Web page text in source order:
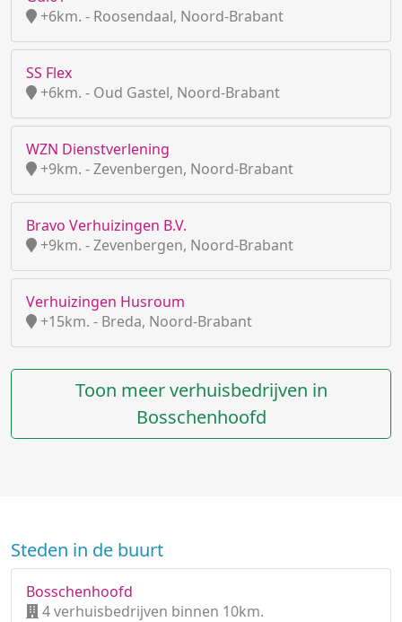
+6km. - Roosendaal, Noord-Brabant
SS Flex
+6km. - Oud Gastel, Noord-Brabant
WZN Dienstverlening
+9km. - Zevenbergen, Noord-Brabant
Bravo Verhuizingen B.V.
+9km. - Zevenbergen, Noord-Brabant
Verhuizingen Husroum
+15km. - Breda, Noord-Brabant
Toon meer verhuisbedrijven in
Bosschenhoofd
Steden in de buurt
Bosschenhoofd
4 verhuisbedrijven binnen 10km.